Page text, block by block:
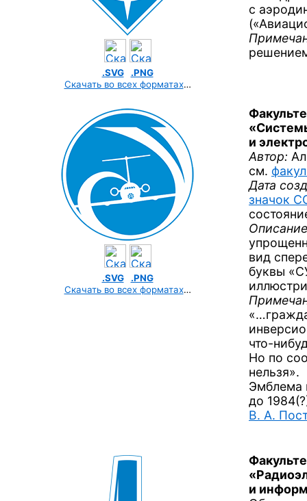
.SVG
.PNG
Скачать во всех форматах…
с
.SVG
.PNG
Скачать во всех форматах…
и
Автор:
см.
Дата
значок
вид
буквы
что-
Но по
нельзя».
Эмблема
до
В. А.
и